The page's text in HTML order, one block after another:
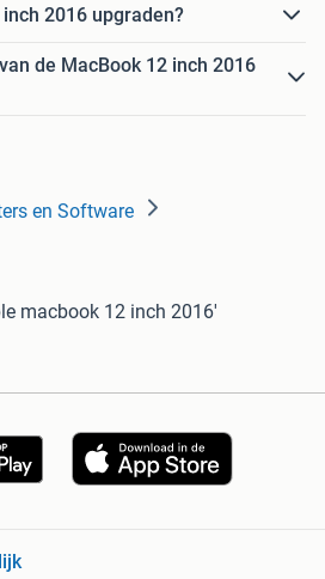
2016 upgraden?
de MacBook 12 inch 2016
en Software
macbook 12 inch 2016'